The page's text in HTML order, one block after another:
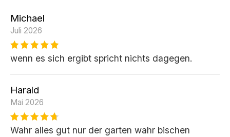
Michael
Juli 2026
wenn es sich ergibt spricht nichts dagegen.
Harald
Mai 2026
Wahr alles gut nur der garten wahr bischen